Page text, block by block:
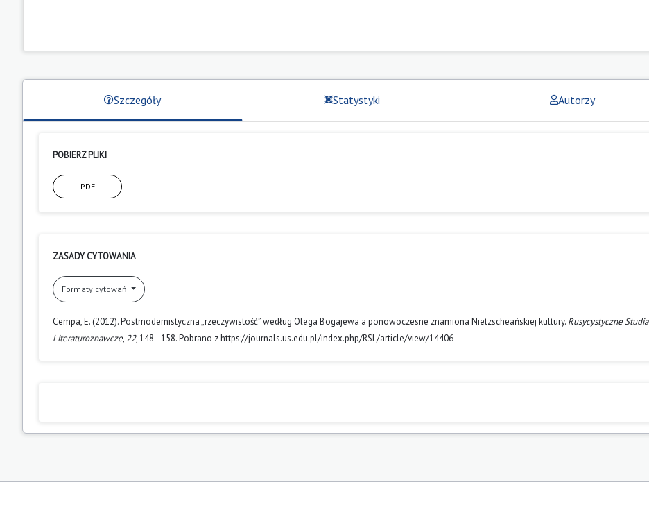
Szczegóły Statystyki Autorzy
POBIERZ PLIKI
PDF
ZASADY CYTOWANIA
Formaty cytowań
Cempa, E. (2012). Postmodernistyczna „rzeczywistość” według Olega Bogajewa a ponowoczesne znamiona Nietzscheańskiej kultury. Rusycystyczne Studia
Literaturoznawcze, 22, 148–158. Pobrano z https://journals.us.edu.pl/index.php/RSL/article/view/14406